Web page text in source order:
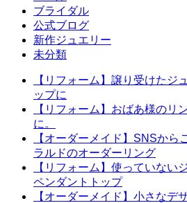
ブライダル
公式ブログ
新作ジュエリー
未分類
【リフォーム】譲り受けたジ
ップに
【リフォーム】おばあ様のリ
に。
【オーダーメイド】SNSから
ラルドのオーダーリング
【リフォーム】使っていない
ペンダントトップ
【オーダーメイド】小さなデ